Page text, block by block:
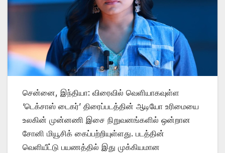
சென்னை, இந்தியா: விரைவில் வெளியாகவுள்ள
‘டெக்சாஸ் டைகர்’ திரைப்படத்தின் ஆடியோ உரிமையை
உலகின் முன்னணி இசை நிறுவனங்களில் ஒன்றான
சோனி மியூசிக் கைப்பற்றியுள்ளது. படத்தின்
வெளியீட்டு பயணத்தில் இது முக்கியமான